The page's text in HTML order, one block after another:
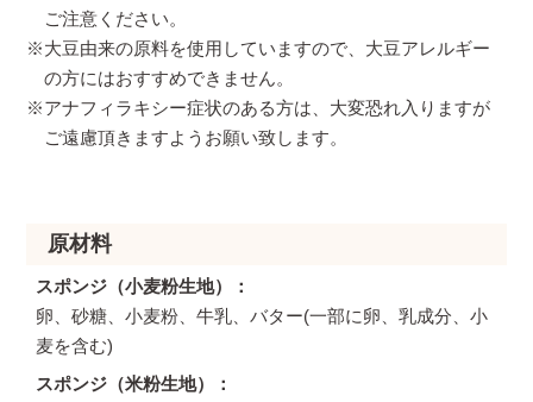
ご注意ください。
※大豆由来の原料を使用していますので、大豆アレルギー
の方にはおすすめできません。
※アナフィラキシー症状のある方は、大変恐れ入りますが
ご遠慮頂きますようお願い致します。
原材料
スポンジ（小麦粉生地）
卵、砂糖、小麦粉、牛乳、バター(一部に卵、乳成分、小
麦を含む)
スポンジ（米粉生地）